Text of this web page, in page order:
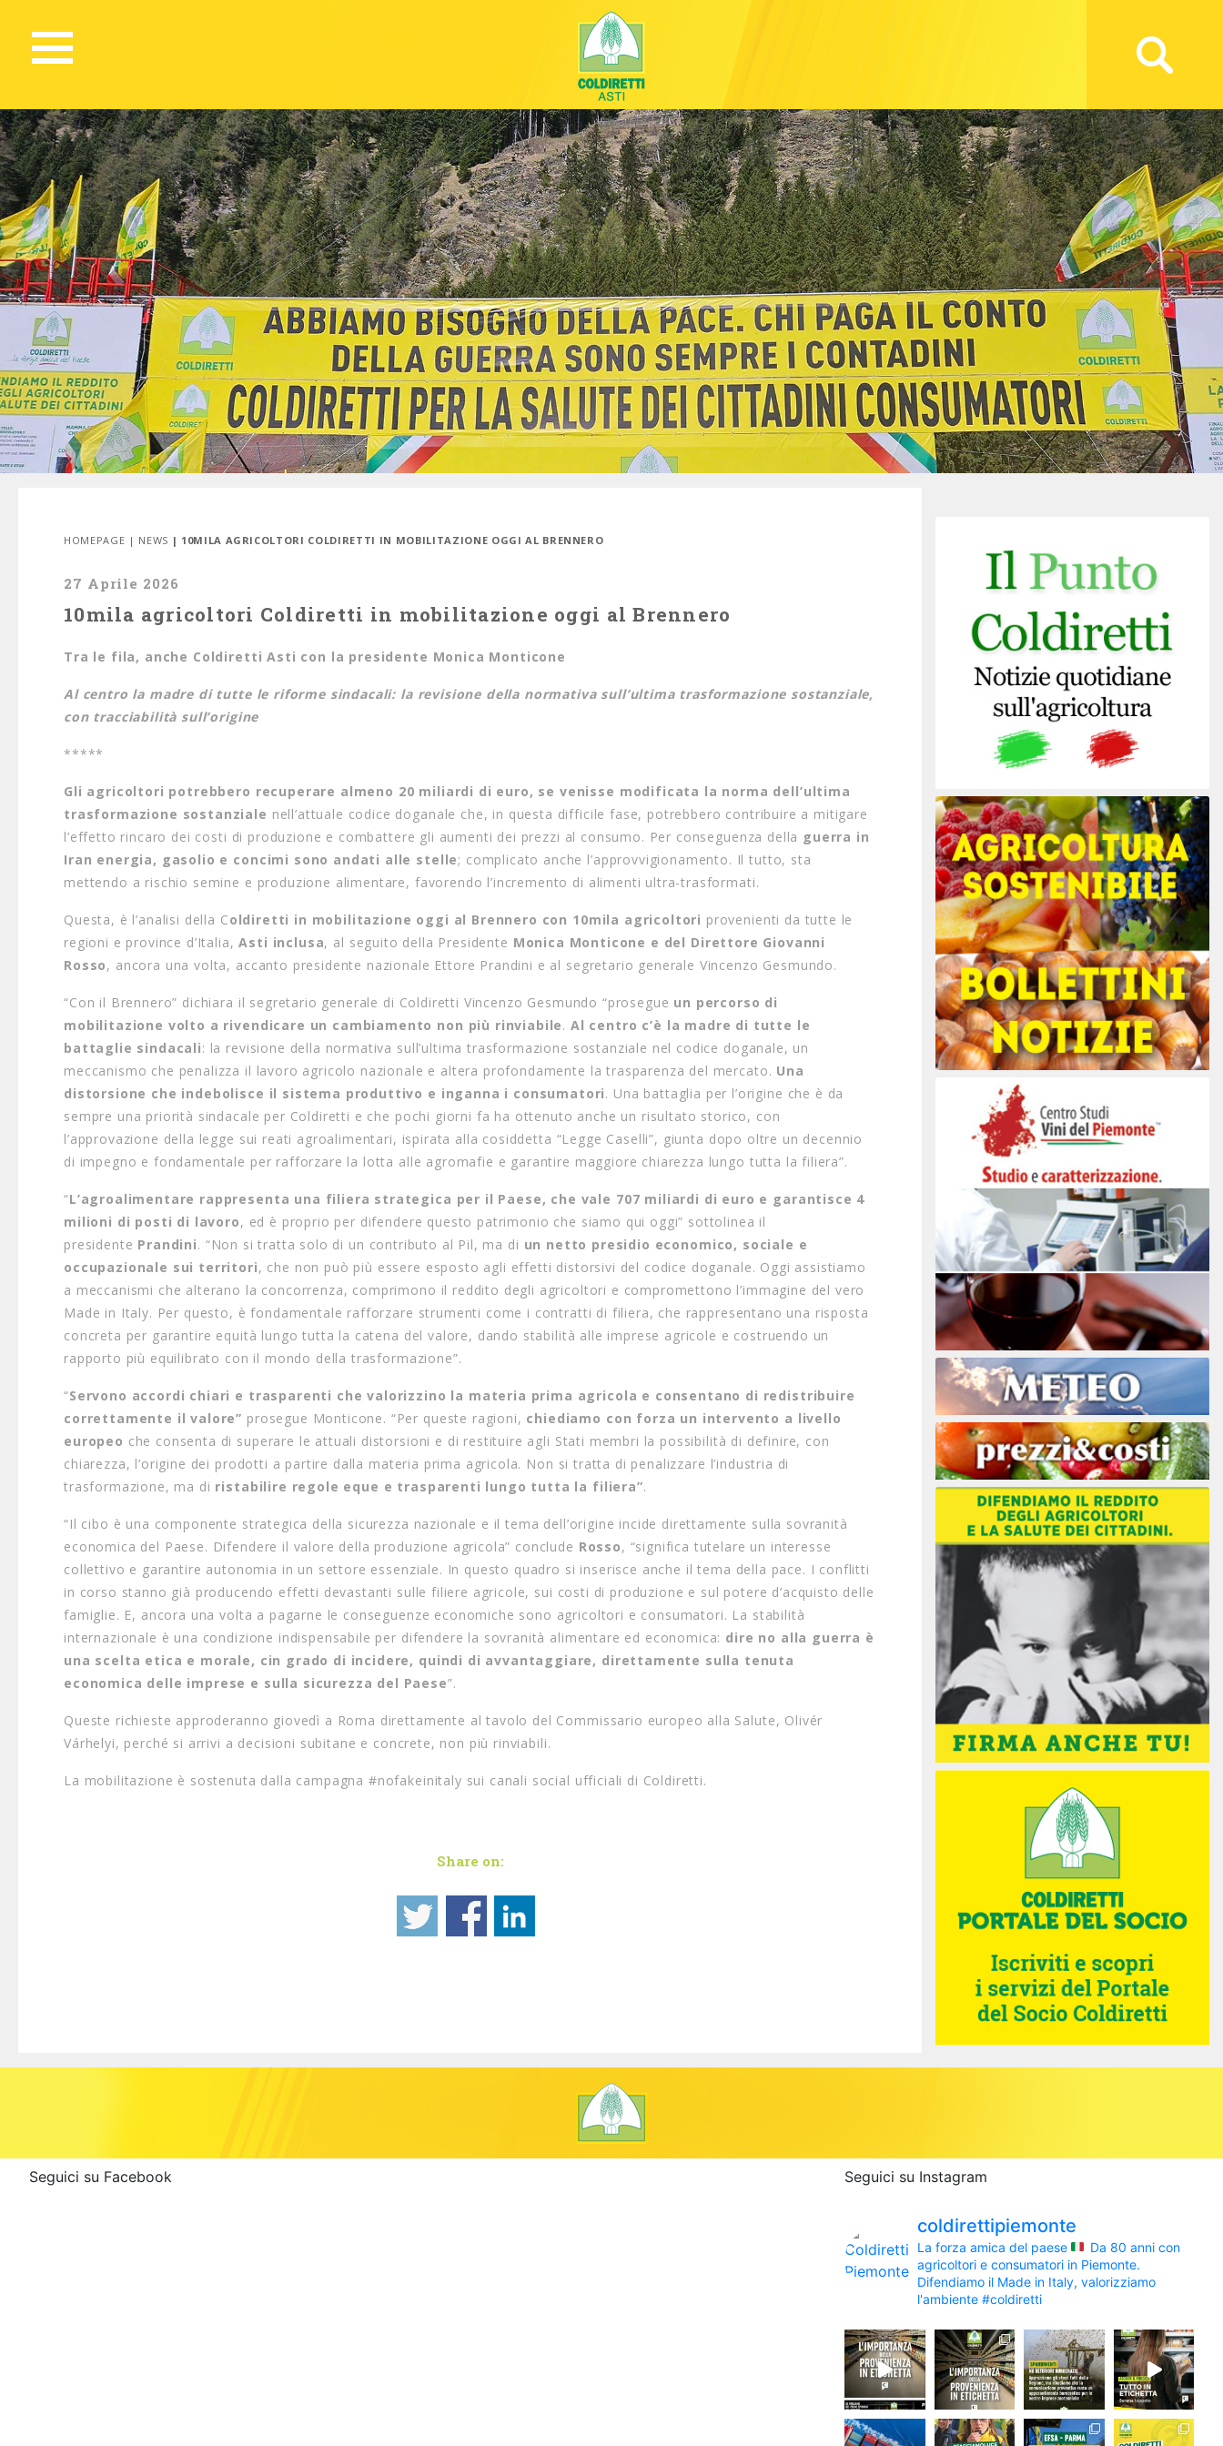
HOMEPAGE | NEWS | 10MILA AGRICOLTORI COLDIRETTI IN MOBILITAZIONE OGGI AL BRENNERO
27 Aprile 2026
10mila agricoltori Coldiretti in mobilitazione oggi al Brennero
Tra le fila, anche Coldiretti Asti con la presidente Monica Monticone
Al centro la madre di tutte le riforme sindacali: la revisione della normativa sull’ultima trasformazione sostanziale,
con tracciabilità sull’origine
*****
Gli agricoltori potrebbero recuperare almeno 20 miliardi di euro, se venisse modificata la norma dell’ultima
trasformazione sostanziale nell’attuale codice doganale che, in questa difficile fase, potrebbero contribuire a mitigare
l’effetto rincaro dei costi di produzione e combattere gli aumenti dei prezzi al consumo. Per conseguenza della guerra in
Iran energia, gasolio e concimi sono andati alle stelle; complicato anche l’approvvigionamento. Il tutto, sta
mettendo a rischio semine e produzione alimentare, favorendo l’incremento di alimenti ultra-trasformati.
Questa, è l’analisi della Coldiretti in mobilitazione oggi al Brennero con 10mila agricoltori provenienti da tutte le
regioni e province d’Italia,Asti inclusa, al seguito della Presidente Monica Monticone e del Direttore Giovanni
Rosso, ancora una volta, accanto presidente nazionale Ettore Prandini e al segretario generale Vincenzo Gesmundo.
“Con il Brennero” dichiara il segretario generale di Coldiretti Vincenzo Gesmundo “prosegue un percorso di
mobilitazione volto a rivendicare un cambiamento non più rinviabile. Al centro c’è la madre di tutte le
battaglie sindacali: la revisione della normativa sull’ultima trasformazione sostanziale nel codice doganale, un
meccanismo che penalizza il lavoro agricolo nazionale e altera profondamente la trasparenza del mercato. Una
distorsione che indebolisce il sistema produttivo e inganna i consumatori. Una battaglia per l’origine che è da
sempre una priorità sindacale per Coldiretti e che pochi giorni fa ha ottenuto anche un risultato storico, con
l’approvazione della legge sui reati agroalimentari, ispirata alla cosiddetta “Legge Caselli”, giunta dopo oltre un decennio
di impegno e fondamentale per rafforzare la lotta alle agromafie e garantire maggiore chiarezza lungo tutta la filiera”.
“L’agroalimentare rappresenta una filiera strategica per il Paese, che vale 707 miliardi di euro e garantisce 4
milioni di posti di lavoro, ed è proprio per difendere questo patrimonio che siamo qui oggi” sottolinea il
presidente Prandini. “Non si tratta solo di un contributo al Pil, ma di un netto presidio economico, sociale e
occupazionale sui territori, che non può più essere esposto agli effetti distorsivi del codice doganale. Oggi assistiamo
a meccanismi che alterano la concorrenza, comprimono il reddito degli agricoltori e compromettono l’immagine del vero
Made in Italy. Per questo, è fondamentale rafforzare strumenti come i contratti di filiera, che rappresentano una risposta
concreta per garantire equità lungo tutta la catena del valore, dando stabilità alle imprese agricole e costruendo un
rapporto più equilibrato con il mondo della trasformazione”.
“Servono accordi chiari e trasparenti che valorizzino la materia prima agricola e consentano di redistribuire
correttamente il valore” prosegue Monticone. “Per queste ragioni, chiediamo con forza un intervento a livello
europeo che consenta di superare le attuali distorsioni e di restituire agli Stati membri la possibilità di definire, con
chiarezza, l’origine dei prodotti a partire dalla materia prima agricola. Non si tratta di penalizzare l’industria di
trasformazione, ma di ristabilire regole eque e trasparenti lungo tutta la filiera”.
“Il cibo è una componente strategica della sicurezza nazionale e il tema dell’origine incide direttamente sulla sovranità
economica del Paese. Difendere il valore della produzione agricola” conclude Rosso, “significa tutelare un interesse
collettivo e garantire autonomia in un settore essenziale. In questo quadro si inserisce anche il tema della pace. I conflitti
in corso stanno già producendo effetti devastanti sulle filiere agricole, sui costi di produzione e sul potere d’acquisto delle
famiglie. E, ancora una volta a pagarne le conseguenze economiche sono agricoltori e consumatori. La stabilità
internazionale è una condizione indispensabile per difendere la sovranità alimentare ed economica: dire no alla guerra è
una scelta etica e morale, cin grado di incidere, quindi di avvantaggiare, direttamente sulla tenuta
economica delle imprese e sulla sicurezza del Paese”.
Queste richieste approderanno giovedì a Roma direttamente al tavolo del Commissario europeo alla Salute, Olivér
Várhelyi, perché si arrivi a decisioni subitane e concrete, non più rinviabili.
La mobilitazione è sostenuta dalla campagna #nofakeinitaly sui canali social ufficiali di Coldiretti.
Share on:
Seguici su Facebook Seguici su Instagram
coldirettipiemonte
La forza amica del paese
Da 80 anni con
agricoltori e consumatori in Piemonte.
Difendiamo il Made in Italy, valorizziamo
l'ambiente #coldiretti